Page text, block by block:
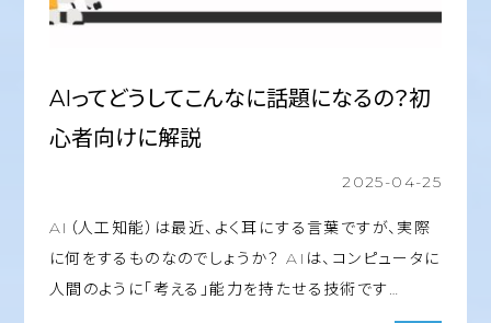
AIってどうしてこんなに話題になるの？初
心者向けに解説
2025-04-25
AI（人工知能）は最近、よく耳にする言葉ですが、実際
に何をするものなのでしょうか？ AIは、コンピュータに
人間のように「考える」能力を持たせる技術です…